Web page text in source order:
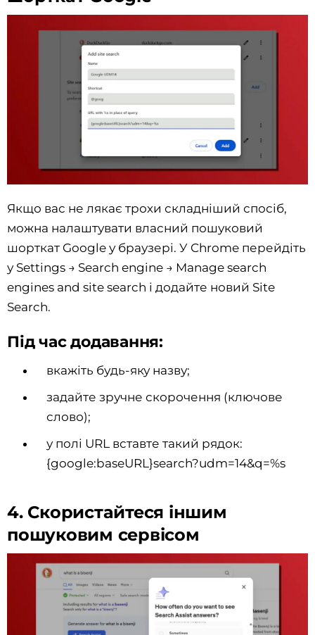
Якщо вас не лякає трохи складніший спосіб,
можна налаштувати власний пошуковий
шорткат Google у браузері. У Chrome перейдіть
у Settings → Search engine → Manage search
engines and site search і додайте новий Site
Search.
Під час додавання:
вкажіть будь-яку назву;
задайте зручне скорочення (ключове
слово);
у полі URL вставте такий рядок:
{google:baseURL}search?udm=14&q=%s
4. Скористайтеся іншим
пошуковим сервісом